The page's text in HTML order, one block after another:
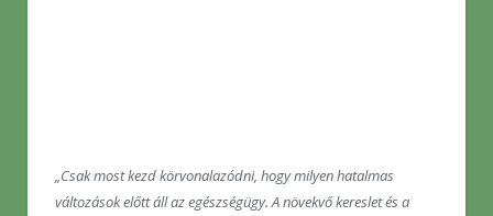
„Csak most kezd körvonalazódni, hogy milyen hatalmas
változások előtt áll az egészségügy. A növekvő kereslet és a